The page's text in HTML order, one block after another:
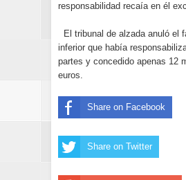
responsabilidad recaía en él
El tribunal de alzada anuló el
inferior que había
partes y concedido apenas 12
euros.
Share on Facebook
Share on Twitter